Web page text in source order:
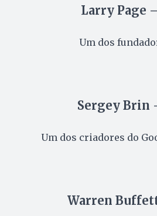
Larry Page
Um dos
Sergey Brin
Um dos criadores do
Warren